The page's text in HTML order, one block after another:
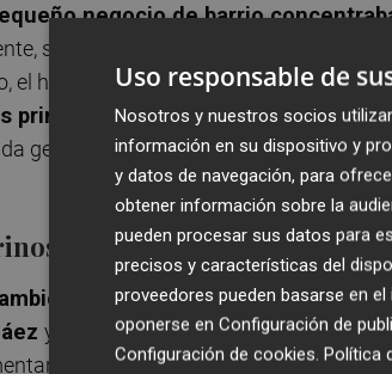
negocio de barrio
su mujer,
el hijo del matrimonio,Vicente Sáez
primeros recuerdos que tengo son
generación, que ha vivido desde
a la confección de moda y
decisivo llegó en 1979,
y orientó el local hacia la mercería,
regional. "Comenzamos sobre
Uso responsable de
Nosotros y nuestros socios
información en su dispositivo y
y datos de navegación, para
obtener información sobre la
pueden procesar sus datos para
precisos y características del
proveedores pueden basarse en
oponerse en Configuración de
Configuración de cookies. Política